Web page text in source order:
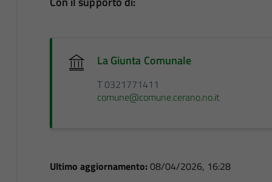
La Giunta Comunale
T 0321771411
comune@comune.cerano.no.it
Ultimo aggiornamento: 08/04/2026, 16:28